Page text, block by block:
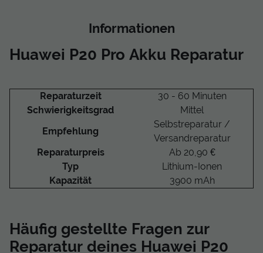
Informationen
Huawei P20 Pro Akku Reparatur
Reparaturzeit
30 - 60 Minuten
Schwierigkeitsgrad
Mittel
Empfehlung
Selbstreparatur /
Versandreparatur
Reparaturpreis
Ab 20,90 €
Typ
Lithium-Ionen
Kapazität
3900 mAh
Häufig gestellte Fragen zur
Reparatur deines Huawei P20